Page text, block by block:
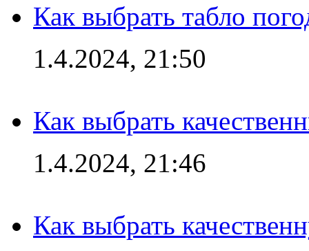
Как выбрать табло
1.4.2024, 21:50
Как выбрать
1.4.2024, 21:46
Как выбрать